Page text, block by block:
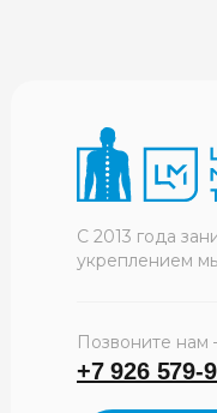
Позвоните
+7 926 579-
С 2013 года
укреплением